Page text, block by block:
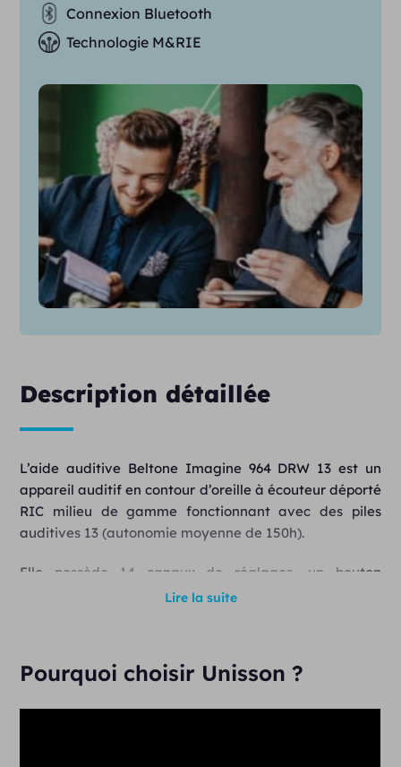
Connexion Bluetooth
Technologie M&RIE
Description détaillée
L’aide auditive Beltone Imagine 964 DRW 13 est un
appareil auditif en contour d’oreille à écouteur déporté
RIC milieu de gamme fonctionnant avec des piles
auditives 13 (autonomie moyenne de 150h).
Elle possède 14 canaux de réglages, un bouton
poussoir, une connexion Bluetooth et est certifiée IP68.
auditif vous offrant une qualité sonore inégalée.
Lire la suite
Pourquoi choisir Unisson ?